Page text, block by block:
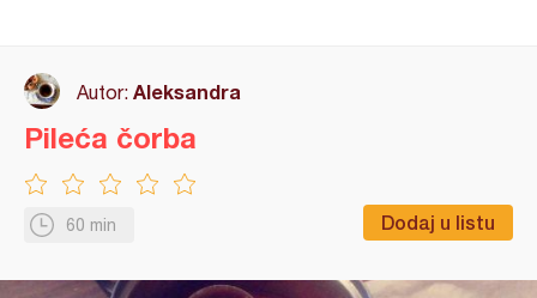
Autor: Aleksandra
60 min Dodaj u listu
Pileća čorba